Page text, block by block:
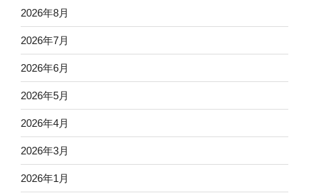
2026年8月
2026年7月
2026年6月
2026年5月
2026年4月
2026年3月
2026年1月